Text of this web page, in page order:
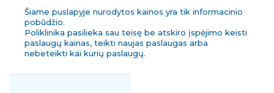
Šiame puslapyje nurodytos kainos yra tik informacinio
pobūdžio.
Poliklinika pasilieka sau teisę be atskiro įspėjimo keisti
paslaugų kainas, teikti naujas paslaugas arba
nebeteikti kai kurių paslaugų.